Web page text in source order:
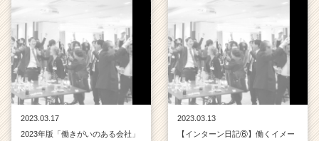
2023.03.17
2023年版「働きがいのある会社」
2023.03.13
【インターン日記⑥】働くイメー